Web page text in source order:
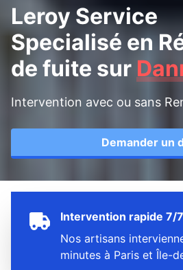
Leroy Service
Specialisé en
de fuite sur
Intervention avec ou sans
Demander un
Intervention rapide 7/
Nos artisans
minutes à Paris et Île-